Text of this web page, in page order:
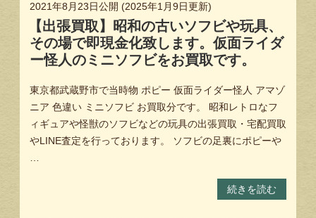
2021年8月23日公開 (2025年1月9日更新)
【出張買取】昭和の古いソフビや玩具、
その場で即現金化致します。仮面ライダ
ー怪人のミニソフビをお買取です。
東京都武蔵野市で当時物 ポピー 仮面ライダー怪人 アマゾ
ニア 色違い ミニソフビ お買取分です。 昭和レトロなフ
ィギュアや怪獣のソフビなどの玩具の出張買取・宅配買取
やLINE査定を行っております。 ソフビの足裏にポピーや
続きを読む